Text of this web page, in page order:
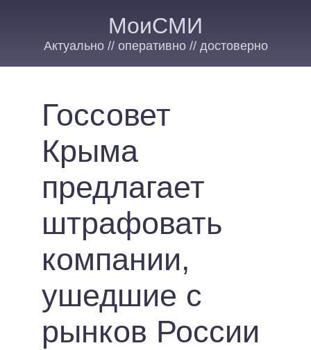
МоиСМИ
Актуально // оперативно // достоверно
Госсовет
Крыма
предлагает
штрафовать
компании,
ушедшие с
рынков России